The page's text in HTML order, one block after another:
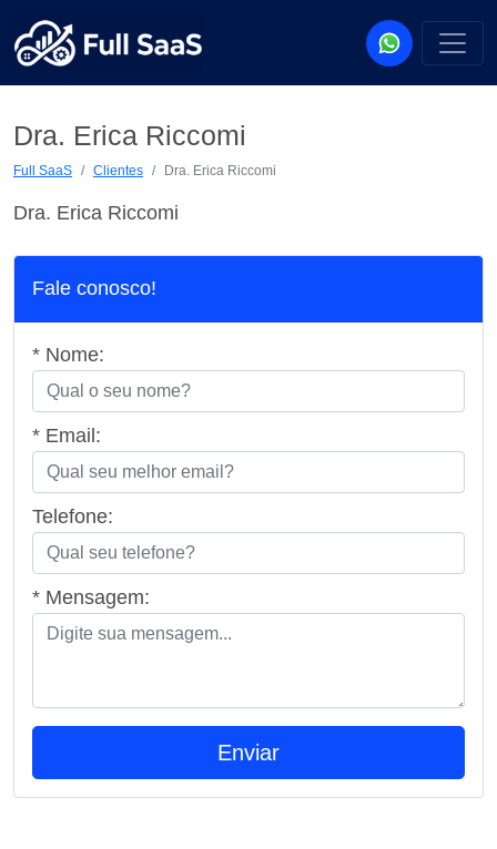
Dra. Erica Riccomi
Full SaaS Clientes Dra. Erica Riccomi
Dra. Erica Riccomi
Fale conosco!
* Nome:
* Email:
Telefone:
* Mensagem: